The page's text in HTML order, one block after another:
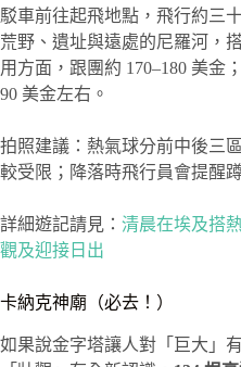
駁車前往起飛地點，飛行約三
荒野、遺址與遠處的尼羅河，
用方面，跟團約 170–180 美金
90 美金左右。
拍照建議：熱氣球分前中後三
較受限；降落時飛行員會提醒
詳細遊記請見： 清晨在埃及搭
觀及迎接日出
卡納克神廟（必去！）
如果說金字塔讓人對「巨大」